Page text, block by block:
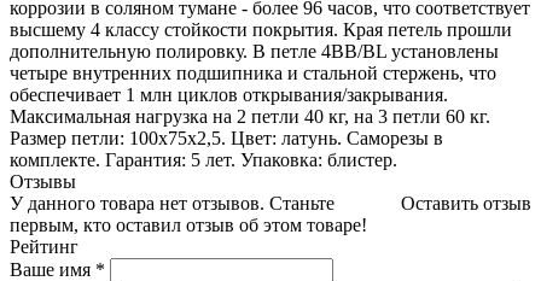
коррозии в соляном тумане - более 96 часов, что соответствует
высшему 4 классу стойкости покрытия. Края петель прошли
дополнительную полировку. В петле 4BB/BL установлены
четыре внутренних подшипника и стальной стержень, что
обеспечивает 1 млн циклов открывания/закрывания.
Максимальная нагрузка на 2 петли 40 кг, на 3 петли 60 кг.
Размер петли: 100x75x2,5. Цвет: латунь. Саморезы в
комплекте. Гарантия: 5 лет. Упаковка: блистер.
Отзывы
Оставить отзыв
У данного товара нет отзывов. Станьте
первым, кто оставил отзыв об этом товаре!
Рейтинг
Ваше имя *